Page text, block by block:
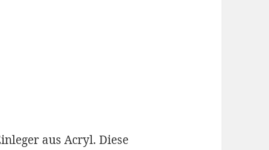
aus Acryl. Diese